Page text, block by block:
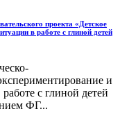
проекта «Детское
в работе с глиной детей
и
с глиной детей
ФГ...